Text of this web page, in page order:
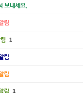
보내세요.
림
1
림
림
림 1